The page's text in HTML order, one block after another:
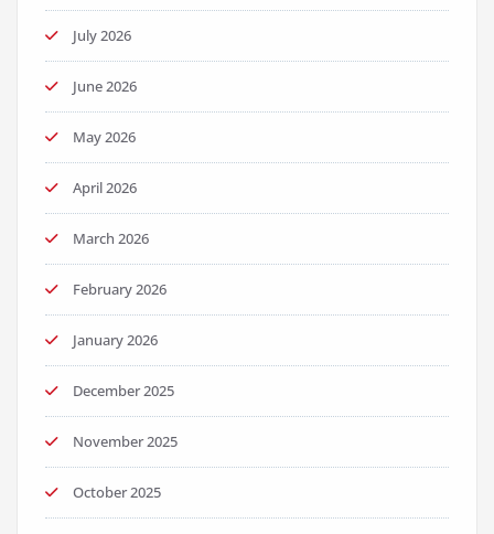
July 2026
June 2026
May 2026
April 2026
March 2026
February 2026
January 2026
December 2025
November 2025
October 2025